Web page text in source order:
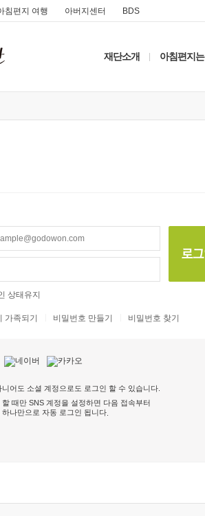
침편지 여행 아버지센터 BDS
재단소개 아침편지는
상태유지
가족되기 비밀번호 만들기 비밀번호 찾기
니어도 소셜 계정으로도 로그인 할 수 있습니다.
할 때만 SNS 계정을 설정하면 다음 접속부터
하나만으로 자동 로그인 됩니다